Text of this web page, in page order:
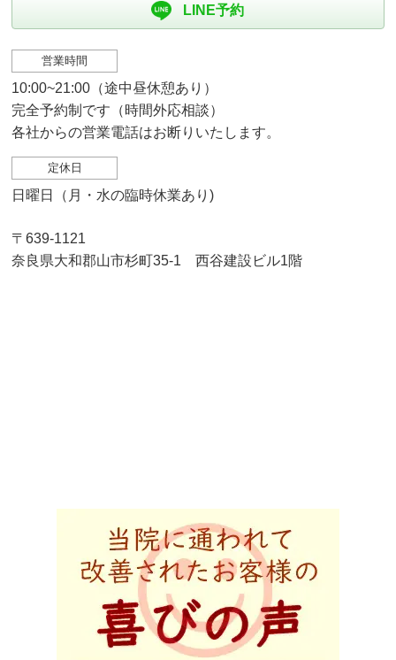
LINE予約
営業時間
10:00~21:00（途中昼休憩あり）
完全予約制です（時間外応相談）
各社からの営業電話はお断りいたします。
定休日
日曜日（月・水の臨時休業あり)
〒639-1121
奈良県大和郡山市杉町35-1 西谷建設ビル1階